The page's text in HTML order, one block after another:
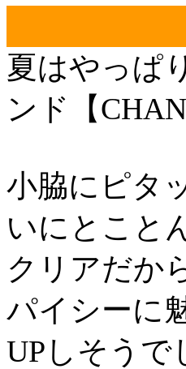
夏はやっぱ
ンド【
小脇にピタ
いにとこと
クリアだか
パイシーに
UPしそうで